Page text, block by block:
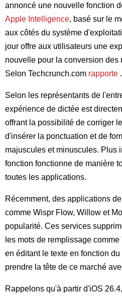
annoncé une nouvelle fonction
Apple Intelligence, basé sur le
aux côtés du système
jour offre aux utilisateurs une
nouvelle pour la conversion des
Selon Techcrunch.com rapporte .
Selon les représentants de
expérience de dictée est
offrant la possibilité de corriger
d'insérer la ponctuation et de
majuscules et minuscules. Plus
fonction fonctionne de manière
toutes les applications.
Récemment, des applications
comme Wispr Flow, Willow et
popularité. Ces services
les mots de remplissage
en éditant le texte en fonction
prendre la tête de ce marché
Rappelons qu'à partir d'iOS